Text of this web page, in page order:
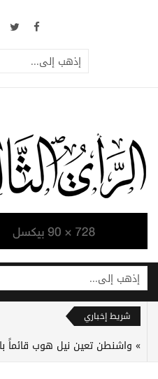
إذهب إلى...
إذهب إلى...
شريط إخباري
واشنطن تعين نيل هوب قائماً